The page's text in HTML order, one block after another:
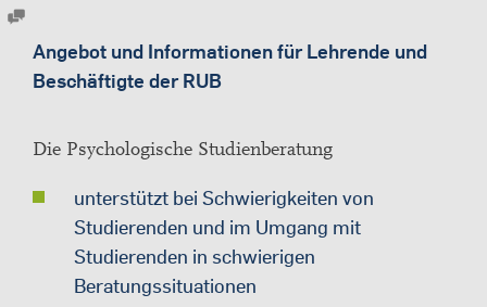
Angebot und Informationen für Lehrende und
Beschäftigte der RUB
Die Psychologische Studienberatung
unterstützt bei Schwierigkeiten von
Studierenden und im Umgang mit
Studierenden in schwierigen
Beratungssituationen